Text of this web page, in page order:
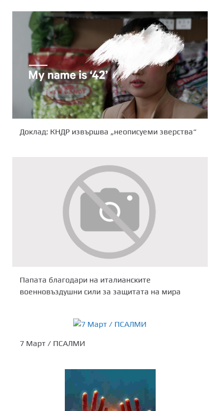
Доклад: КНДР извършвa „неописуеми зверства“
Папата благодари на италианските
военновъздушни сили за защитата на мира
7 Март / ПСАЛМИ